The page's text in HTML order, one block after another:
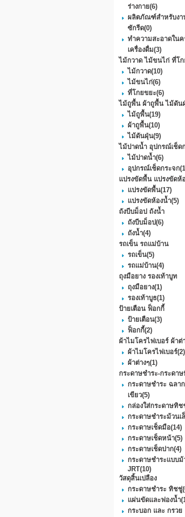
ร่างกาย(6)
ผลิตภัณฑ์สำหรับงา
ซักรีด(0)
ทำความสะอาดในค
เครื่องดื่ม(3)
ไม้กวาด ไม้ขนไก่ ที่โ
ไม้กวาด(10)
ไม้ขนไก่(6)
ที่โกยขยะ(6)
ไม้ถูพื้น ผ้าถูพื้น ไม้ดัน
ไม้ถูพื้น(19)
ผ้าถูพื้น(10)
ไม้ดันฝุ่น(9)
ไม้ปาดน้ำ อุปกรณ์เช็ด
ไม้ปาดน้ำ(6)
อุปกรณ์เช็ดกระจก
แปรงขัดพื้น แปรงขัดห้
แปรงขัดพื้น(17)
แปรงขัดห้องน้ำ(5)
ถังบีบม็อป ถังน้ำ
ถังบีบม็อป(6)
ถังน้ำ(4)
รถเข็น รถแม่บ้าน
รถเข็น(5)
รถแม่บ้าน(4)
ถุงมือยาง รองเท้าบูท
ถุงมือยาง(1)
รองเท้าบูธ(1)
ป้ายเตือน ฟ็อกกี้
ป้ายเตือน(3)
ฟ็อกกี้(2)
ผ้าไมโครไฟเบอร์ ผ้าต่
ผ้าไมโครไฟเบอร์(2)
ผ้าต่างๆ(1)
กระดาษชำระ-กระดา
กระดาษชำระ ฉลาก
เขียว(5)
กล่องใส่กระดาษทิช
กระดาษชําระม้วนเ
กระดาษเช็ดมือ(14)
กระดาษเช็ดหน้า(5)
กระดาษเช็ดปาก(4)
กระดาษชำระแบบ
JRT(10)
วัสดุสิ้นเปลือง
กระดาษชำระ ทิชชู่
แผ่นขัดและฟองน้ำ
กระบอก และ กรวย